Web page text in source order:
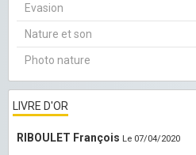
Evasion
Nature et son
Photo nature
LIVRE D'OR
RIBOULET François Le 07/04/2020